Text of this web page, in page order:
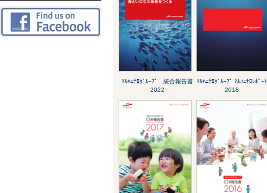
ﾏﾙﾊﾆﾁﾛｸﾞﾙｰﾌﾟ 統合報告書
2022
ﾏﾙﾊﾆﾁﾛｸﾞﾙｰﾌﾟ ﾏﾙﾊﾆﾁﾛﾚﾎﾟｰﾄ
2018